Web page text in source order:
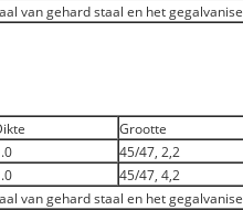
van gehard staal en het
Grootte
45/47, 2,2
45/47, 4,2
van gehard staal en het